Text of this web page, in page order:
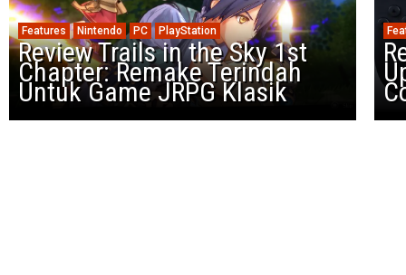
Features Nintendo PC PlayStation
Review Trails in the Sky 1st
Chapter: Remake Terindah
Untuk Game JRPG Klasik